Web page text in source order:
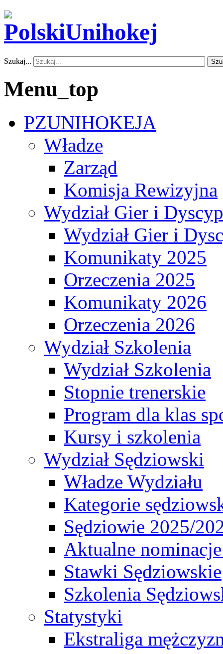
Szukaj...
Menu_top
PZUNIHOKEJA
Władze
Zarząd
Komisja Rewizyjna
Wydział Gier i
Wydział Gier i
Komunikaty 2025
Orzeczenia 2025
Komunikaty 2026
Orzeczenia 2026
Wydział Szkolenia
Wydział Szkolenia
Stopnie trenerskie
Program dla klas
Kursy i szkolenia
Wydział Sędziowski
Władze Wydziału
Kategorie
Sędziowie 2025/
Aktualne
Stawki Sędziowskie
Szkolenia
Statystyki
Ekstraliga